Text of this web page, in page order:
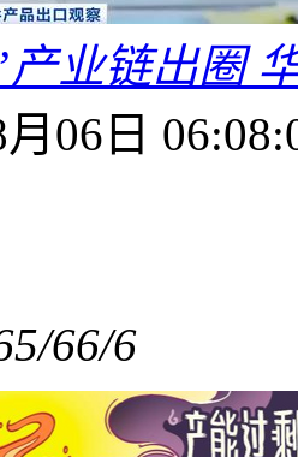
产业链出圈
06日
5/66/6